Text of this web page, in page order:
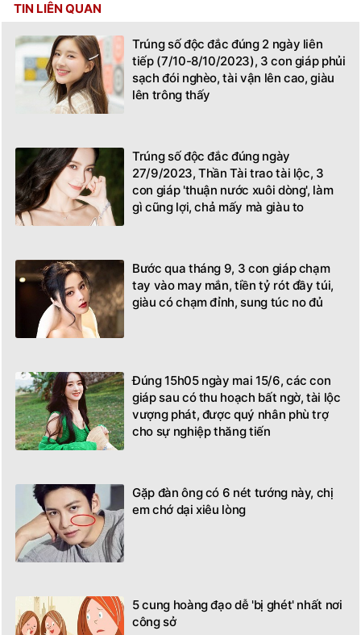
TIN LIÊN QUAN
Trúng số độc đắc đúng 2 ngày liên
tiếp (7/10-8/10/2023), 3 con giáp phủi
sạch đói nghèo, tài vận lên cao, giàu
lên trông thấy
Trúng số độc đắc đúng ngày
27/9/2023, Thần Tài trao tài lộc, 3
con giáp 'thuận nước xuôi dòng', làm
gì cũng lợi, chả mấy mà giàu to
Bước qua tháng 9, 3 con giáp chạm
tay vào may mắn, tiền tỷ rót đầy túi,
giàu có chạm đỉnh, sung túc no đủ
Đúng 15h05 ngày mai 15/6, các con
giáp sau có thu hoạch bất ngờ, tài lộc
vượng phát, được quý nhân phù trợ
cho sự nghiệp thăng tiến
Gặp đàn ông có 6 nét tướng này, chị
em chớ dại xiêu lòng
5 cung hoàng đạo dễ 'bị ghét' nhất nơi
công sở